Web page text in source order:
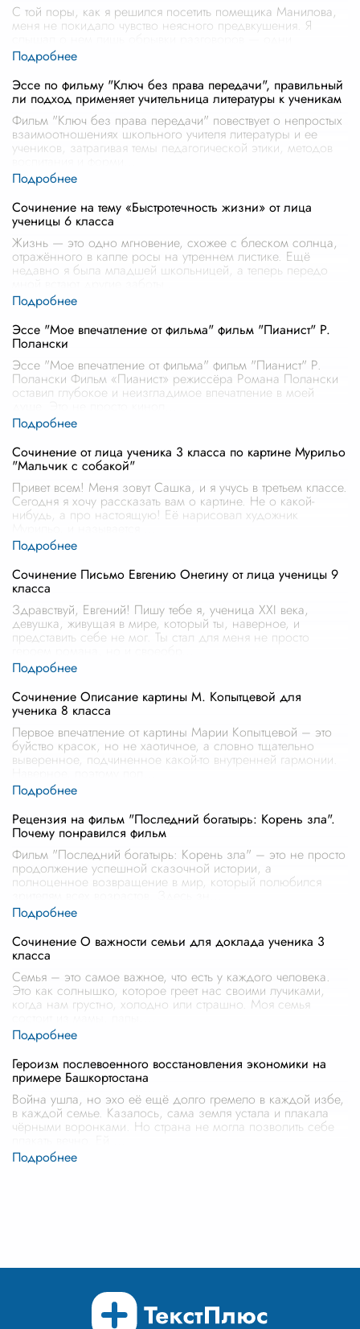
С той поры, как я решился посетить помещика Манилова,
меня не покидало чувство неясного предвкушения. Я
восхищались его радушием, другие
Эссе по фильму "Ключ без права передачи", правильный
ли подход применяет учительница литературы к ученикам
Фильм "Ключ без права передачи" повествует о непростых
взаимоотношениях школьного учителя литературы и ее
учеников, затрагивая темы педагогической этики, методов
Сочинение на тему «Быстротечность жизни» от лица
ученицы 6 класса
Жизнь — это одно мгновение, схожее с блеском солнца,
отражённого в капле росы на утреннем листике. Ещё
недавно я была младшей школьницей, а теперь передо
Эссе "Мое впечатление от фильма" фильм "Пианист" Р.
Полански
Эссе "Мое впечатление от фильма" фильм "Пианист" Р.
Полански Фильм «Пианист» режиссёра Романа Полански
оставил глубокое и неизгладимое впечатление в моей
Сочинение от лица ученика 3 класса по картине Мурильо
"Мальчик с собакой"
Привет всем! Меня зовут Сашка, и я учусь в третьем классе.
Сегодня я хочу рассказать вам о картине. Не о какой-
нибудь, а про настоящую! Её нарисовал художник
Сочинение Письмо Евгению Онегину от лица ученицы 9
класса
Здравствуй, Евгений! Пишу тебе я, ученица XXI века,
девушка, живущая в мире, который ты, наверное, и
представить себе не мог. Ты стал для меня не просто
Сочинение Описание картины М. Копытцевой для
ученика 8 класса
Первое впечатление от картины Марии Копытцевой – это
буйство красок, но не хаотичное, а словно тщательно
выверенное, подчиненное какой-то внутренней гармонии.
Рецензия на фильм "Последний богатырь: Корень зла".
Почему понравился фильм
Фильм "Последний богатырь: Корень зла" – это не просто
продолжение успешной сказочной истории, а
полноценное возвращение в мир, который полюбился
Сочинение О важности семьи для доклада ученика 3
класса
Семья – это самое важное, что есть у каждого человека.
Это как солнышко, которое греет нас своими лучиками,
когда нам грустно, холодно или страшно. Моя семья
Героизм послевоенного восстановления экономики на
примере Башкортостана
Война ушла, но эхо её ещё долго гремело в каждой избе,
в каждой семье. Казалось, сама земля устала и плакала
чёрными воронками. Но страна не могла позволить себе